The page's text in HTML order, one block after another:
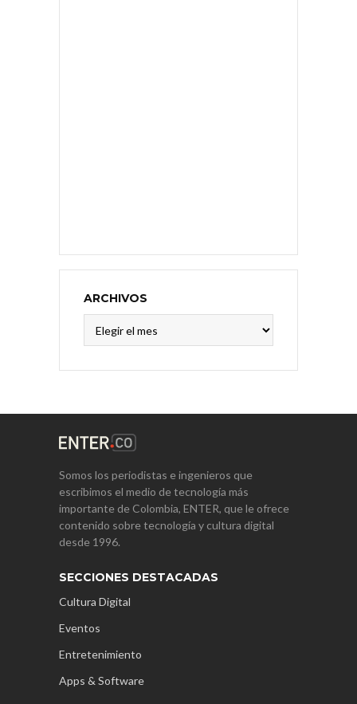
ARCHIVOS
Somos los periodistas e ingenieros que
escribimos el medio de tecnología más
importante de Colombia, ENTER, que le ofrece
contenido sobre tecnología y cultura digital
desde 1996.
SECCIONES DESTACADAS
Cultura Digital
Eventos
Entretenimiento
Apps & Software